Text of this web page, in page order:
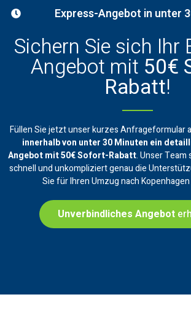
Express-Angebot in unter
Sichern Sie sich Ihr
Angebot mit 50€
Rabatt!
Füllen Sie jetzt unser kurzes Anfrageformular
innerhalb von unter 30 Minuten ein
Angebot mit 50€ Sofort-Rabatt. Unser Team
schnell und unkompliziert genau die
Sie für Ihren Umzug nach
Unverbindliches Angebot